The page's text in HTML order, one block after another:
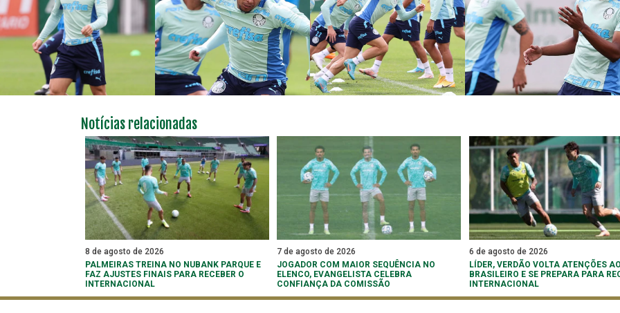
Notícias relacionadas
8 de agosto de 2026
PALMEIRAS TREINA NO NUBANK PARQUE E
FAZ AJUSTES FINAIS PARA RECEBER O
INTERNACIONAL
7 de agosto de 2026
JOGADOR COM MAIOR SEQUÊNCIA NO
ELENCO, EVANGELISTA CELEBRA
CONFIANÇA DA COMISSÃO
6 de agosto de 2026
LÍDER, VERDÃO VOLTA ATENÇÕES
BRASILEIRO E SE PREPARA PARA
INTERNACIONAL